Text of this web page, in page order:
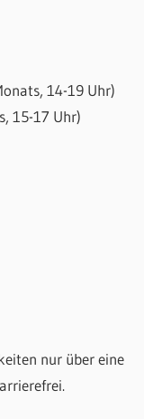
14-19 Uhr)
15-17 Uhr)
nur über eine